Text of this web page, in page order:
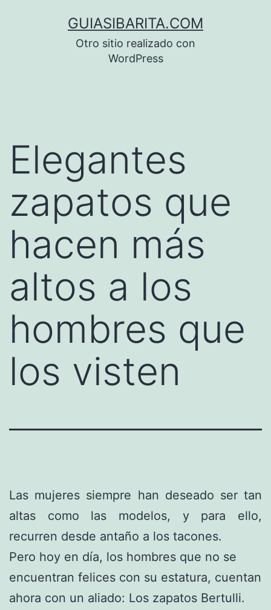
GUIASIBARITA.COM
Otro sitio realizado con
WordPress
Elegantes
zapatos que
hacen más
altos a los
hombres que
los visten
Las mujeres siempre han deseado ser tan
altas como las modelos, y para ello,
recurren desde antaño a los tacones.
Pero hoy en día, los hombres que no se
encuentran felices con su estatura, cuentan
ahora con un aliado: Los zapatos Bertulli.